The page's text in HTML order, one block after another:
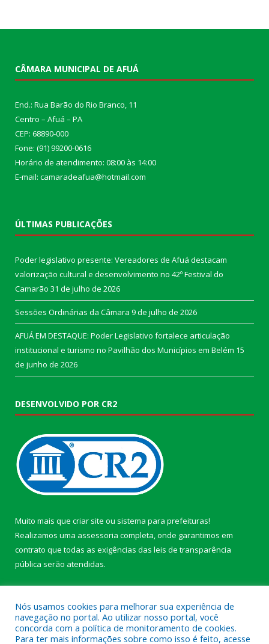
CÂMARA MUNICIPAL DE AFUÁ
End.: Rua Barão do Rio Branco, 11
Centro – Afuá – PA
CEP: 68890-000
Fone: (91) 99200-0616
Horário de atendimento: 08:00 às 14:00
E-mail: camaradeafua@hotmail.com
ÚLTIMAS PUBLICAÇÕES
Poder legislativo presente: Vereadores de Afuá destacam
valorização cultural e desenvolvimento no 42º Festival do
Camarão 31 de julho de 2026
Sessões Ordinárias da Câmara 9 de julho de 2026
AFUÁ EM DESTAQUE: Poder Legislativo fortalece articulação
institucional e turismo no Pavilhão dos Municípios em Belém 15
de junho de 2026
DESENVOLVIDO POR CR2
Muito mais que criar site ou sistema para prefeituras!
Realizamos uma assessoria completa, onde garantimos em
contrato que todas as exigências das leis de transparência
pública serão atendidas.
Nós usamos cookies para melhorar sua experiência de
navegação no portal. Ao utilizar nosso portal, você
concorda com a política de monitoramento de cookies.
Para ter mais informações sobre como isso é feito, acesse